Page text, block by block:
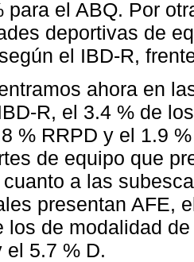
para el ABQ. Por
deportivas de
el IBD-R,
ahora en
R, el 3.4 % de
% RRPD y el 1.9
de equipo que
a las
presentan AFE,
los de modalidad
el 5.7 % D.